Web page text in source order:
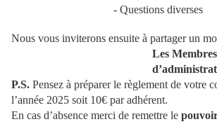
- Questions diverses
Nous vous inviterons ensuite à partager un
Les
P.S. Pensez à préparer le règlement de votre
l’année 2025 soit 10€ par adhérent.
En cas d’absence merci de remettre le